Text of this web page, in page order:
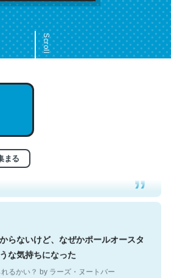
Scroll
まる
もクレバーなんだろうなと凄く思
る人は原文もお勧め。自分はこの流
Go. Then Covid hit. Shit.
るかい？ by ラーズ・ヌートバー
らないけど、なぜかポールオースタ
な気持ちになった
るかい？ by ラーズ・ヌートバー